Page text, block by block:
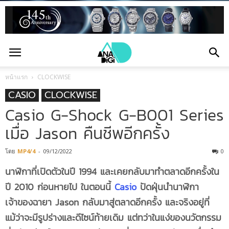
หน้าแรก CLOCKWISE
CASIO CLOCKWISE
Casio G-Shock G-B001 Series
เมื่อ Jason คืนชีพอีกครั้ง
โดย MP4/4 - 09/12/2022 0
นาฬิกาที่เปิดตัวในปี 1994 และเคยกลับมาทำตลาดอีกครั้งใน
ปี 2010 ก่อนหายไป ในตอนนี้ Casioปัดฝุ่นนำนาฬิกา
เจ้าของฉายา Jason กลับมาสู่ตลาดอีกครั้ง และจริงอยู่ที่
แม้ว่าจะมีรูปร่างและดีไซน์ท้ายเดิม แต่ทว่าในแง่ของนวัตกรรม